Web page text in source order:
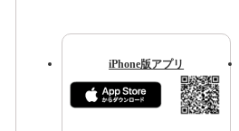
iPhone版アプリ